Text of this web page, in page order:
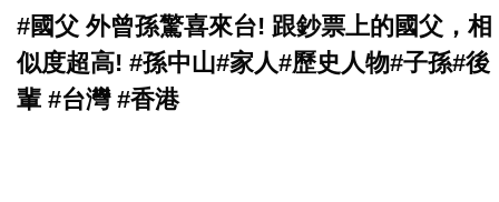
#國父 外曾孫驚喜來台! 跟鈔票上的國父，相
似度超高! #孫中山#家人#歷史人物#子孫#後
輩 #台灣 #香港